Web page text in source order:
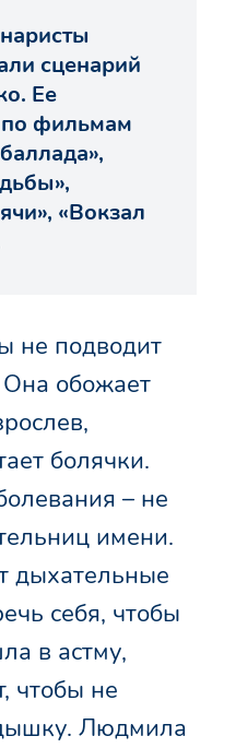
сценарий
Ее
фильмам
«Вокзал
не подводит
Она обожает
болячки.
– не
имени.
дыхательные
себя, чтобы
в астму,
чтобы не
Людмила